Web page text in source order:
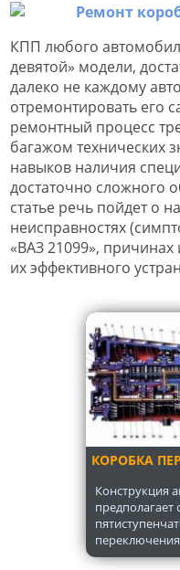
КПП любого
девятой» модели,
далеко не каждому
отремонтировать его
ремонтный процесс
багажом технических
навыков наличия
достаточно сложного
статье речь пойдет о
неисправностях
«ВАЗ 21099»,
их эффективного
КОРОБКА
Конструкция